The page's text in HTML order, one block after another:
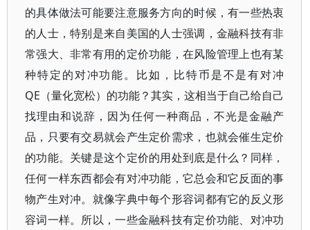
的具体做法可能要注意服务方向的时候，有一些热衷
的人士，特别是来自美国的人士强调，金融科技有非
常强大、非常有用的定价功能，在风险管理上也有某
种特定的对冲功能。比如，比特币是不是有对冲
QE（量化宽松）的功能？其实，这相当于自己给自己
找理由和说辞，因为任何一种商品，不光是金融产
品，只要有交易就会产生定价需求，也就会催生定价
的功能。关键是这个定价的用处到底是什么？同样，
任何一样东西都会有对冲功能，它总会和它反面的事
物产生对冲。就像字典中每个形容词都有它的反义形
容词一样。所以，一些金融科技有定价功能、对冲功